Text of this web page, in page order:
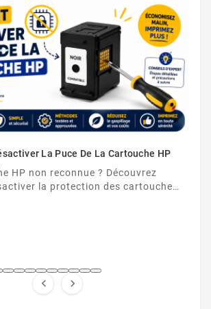
La Puce De La Cartouche HP
HP non reconnue ? Découvrez
la protection des cartouches
 